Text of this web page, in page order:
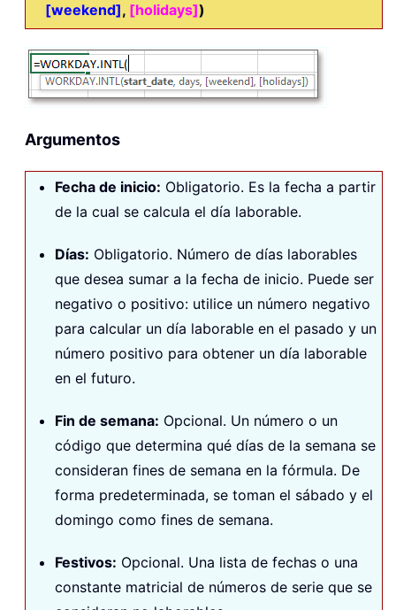
[weekend], [holidays])
Argumentos
Fecha de inicio: Obligatorio. Es la fecha a partir
de la cual se calcula el día laborable.
Días: Obligatorio. Número de días laborables
que desea sumar a la fecha de inicio. Puede ser
negativo o positivo: utilice un número negativo
para calcular un día laborable en el pasado y un
número positivo para obtener un día laborable
en el futuro.
Fin de semana: Opcional. Un número o un
código que determina qué días de la semana se
consideran fines de semana en la fórmula. De
forma predeterminada, se toman el sábado y el
domingo como fines de semana.
Festivos: Opcional. Una lista de fechas o una
constante matricial de números de serie que se